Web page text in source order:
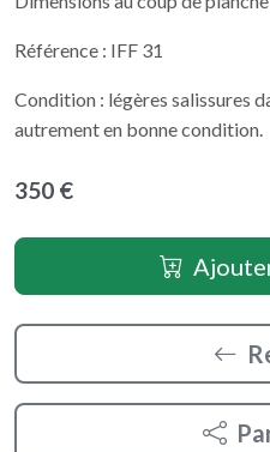
Référence : IFF 31
Condition : légères salissures
autrement en bonne condition.
350 €